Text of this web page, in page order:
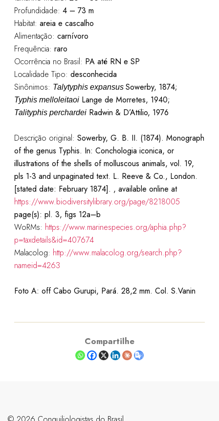
Profundidade: 4 – 73 m
Habitat: areia e cascalho
Alimentação: carnívoro
Frequência: raro
Ocorrência no Brasil: PA até RN e SP
Localidade Tipo: desconhecida
Sinônimos: Talytyphis expansus Sowerby, 1874;
Typhis melloleitaoiLange de Morretes, 1940;
Talityphis perchardei Radwin & D’Attilio, 1976
Descrição original: Sowerby, G. B. II. (1874). Monograph
of the genus Typhis. In: Conchologia iconica, or
illustrations of the shells of molluscous animals, vol. 19,
pls 1-3 and unpaginated text. L. Reeve & Co., London.
[stated date: February 1874]. , available online at
https://www.biodiversitylibrary.org/page/8218005
page(s): pl. 3, figs 12a–b
WoRMs: https://www.marinespecies.org/aphia.php?
p=taxdetails&id=407674
Malacolog: http://www.malacolog.org/search.php?
nameid=4263
Foto A: off Cabo Gurupi, Pará. 28,2 mm. Col. S.Vanin
Compartilhe